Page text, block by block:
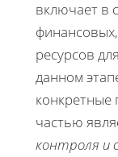
включает в
ресурсов
данном
частью
контроля и